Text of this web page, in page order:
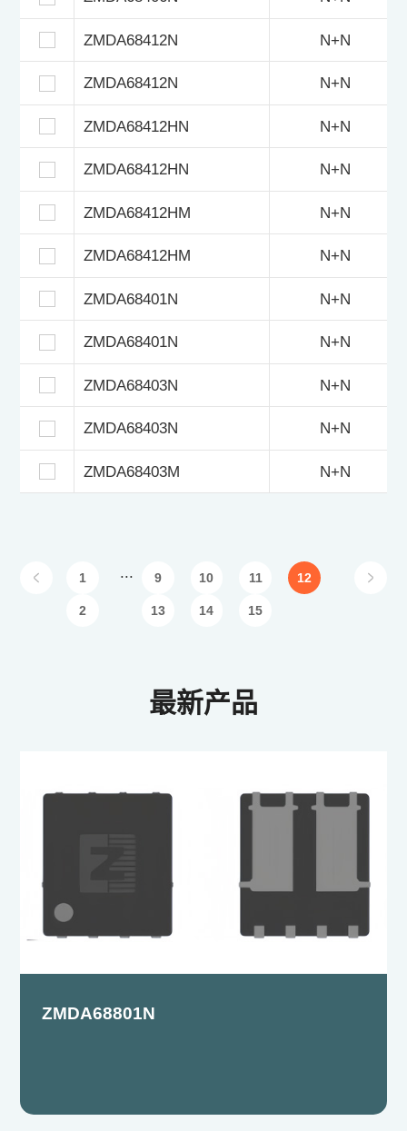
ZMDA68412N N+N
ZMDA68412N N+N
ZMDA68412HN N+N
ZMDA68412HN N+N
ZMDA68412HM N+N
ZMDA68412HM N+N
ZMDA68401N N+N
ZMDA68401N N+N
ZMDA68403N N+N
ZMDA68403N N+N
ZMDA68403M N+N
1
2
... 9 10 11 12
13 14 15
最新产品
ZMDA68801N